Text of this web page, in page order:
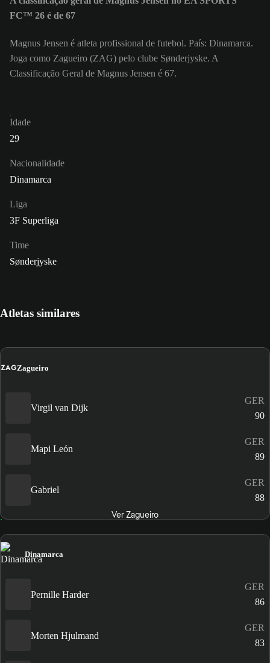
FC™ 26 é de 67
Magnus Jensen é atleta profissional de futebol. País: Dinamarca.
Joga como Zagueiro (ZAG) pelo clube Sønderjyske. A
Classificação Geral de Magnus Jensen é 67.
Idade
29
Nacionalidade
Dinamarca
Liga
3F Superliga
Time
Sønderjyske
Atletas similares
ZAGZagueiro
Virgil van Dijk
GER
90
Mapi León
GER
89
Gabriel
GER
88
Ver Zagueiro
Dinamarca
Pernille Harder
GER
86
Morten Hjulmand
GER
83